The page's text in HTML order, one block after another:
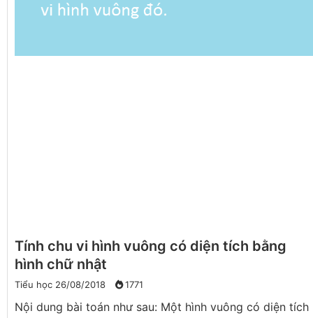
Tính chu vi hình vuông có diện tích bằng
hình chữ nhật
Tiểu học 26/08/2018 1771
Nội dung bài toán như sau: Một hình vuông có diện tích